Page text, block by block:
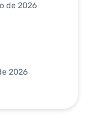
de 2026
2026